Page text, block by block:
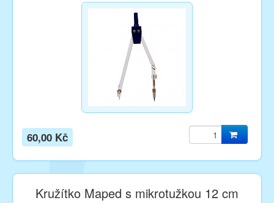
60,00 Kč
Kružítko Maped s mikrotužkou 12 cm